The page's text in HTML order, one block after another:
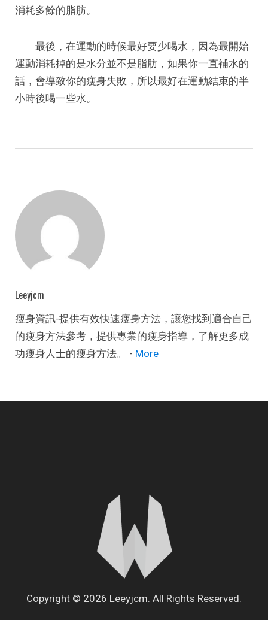
消耗多餘的脂肪。
最後，在運動的時候最好要少喝水，因為最開始
運動消耗掉的是水分並不是脂肪，如果你一直補水的
話，會導致你的瘦身失敗，所以最好在運動結束的半
小時後喝一些水。
Leeyjcm
瘦身資訊-提供有效快速瘦身方法，讓您找到適合自己
的瘦身方法參考，提供專業的瘦身指導，了解更多成
功瘦身人士的瘦身方法。 - More
Copyright © 2026 Leeyjcm. All Rights Reserved.